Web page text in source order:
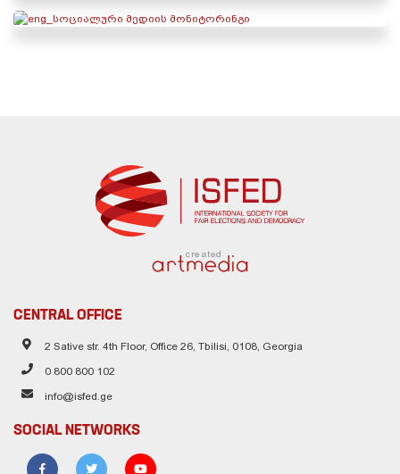
created
CENTRAL OFFICE
2 Sative str. 4th Floor, Office 26, Tbilisi, 0108, Georgia
0 800 800 102
info@isfed.ge
SOCIAL NETWORKS